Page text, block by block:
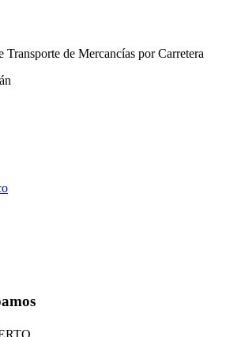
de Mercancías por Carretera
DEL AYUNTAMIENTO DE DONOSTIA
VASCO
ZAISA